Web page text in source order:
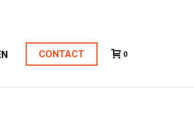
CONTACT 0